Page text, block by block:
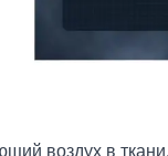
воздух в